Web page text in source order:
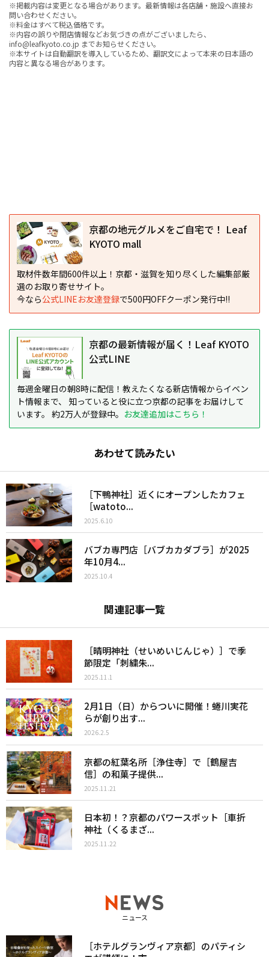
※掲載内容は変更となる場合があります。最新情報は各店舗・施設へ直接お
問い合わせください。
※料金はすべて税込価格です。
※内容の誤りや閉店情報などお気づきの点がございましたら、
info@leafkyoto.co.jp までお知らせください。
※本サイトは自動翻訳を導入しているため、翻訳文によって本来の日本語の
内容と異なる場合があります。
京都の地元グルメをご自宅で！ Leaf
KYOTO mall
取材件数年間600件以上！京都・滋賀を知り尽くした編集部厳
選のお取り寄せサイト。
今なら公式LINEお友達登録で500円OFFクーポン発行中!!
京都の最新情報が届く！Leaf KYOTO
公式LINE
毎週金曜日の朝8時に配信！教えたくなる新店情報からイベン
ト情報まで、 知っていると役に立つ京都の記事をお届けして
います。 約2万人が登録中。 お友達追加はこちら！
あわせて読みたい
［下鴨神社］近くにオープンしたカフェ
［watoto...
2025.6.10
バブカ専門店［バブカカダブラ］が2025
年10月4...
2025.10.4
関連記事一覧
［晴明神社（せいめいじんじゃ）］で季
節限定「刺繍朱...
2025.11.1
2月1日（日）からついに開催！蜷川実花
らが創り出す...
2026.2.5
京都の紅葉名所［浄住寺］で［鶴屋吉
信］の和菓子提供...
2025.11.21
日本初！？京都のパワースポット［車折
神社（くるまざ...
2025.11.22
ニュース
［ホテルグランヴィア京都］のパティシ